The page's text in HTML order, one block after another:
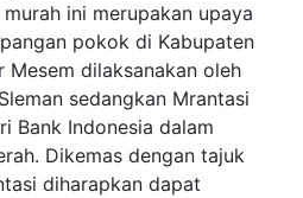
ini merupakan upaya
pokok di Kabupaten
Mesem dilaksanakan oleh
sedangkan Mrantasi
Bank Indonesia dalam
Dikemas dengan tajuk
diharapkan dapat